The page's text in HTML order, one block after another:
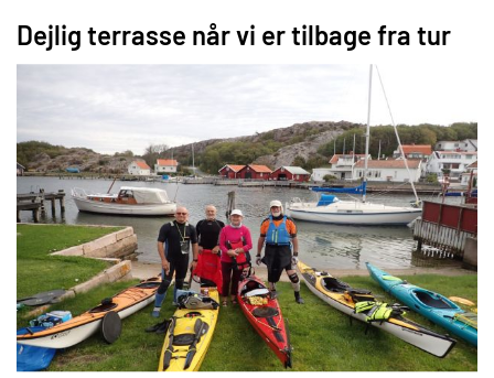
Dejlig terrasse når vi er tilbage fra tur